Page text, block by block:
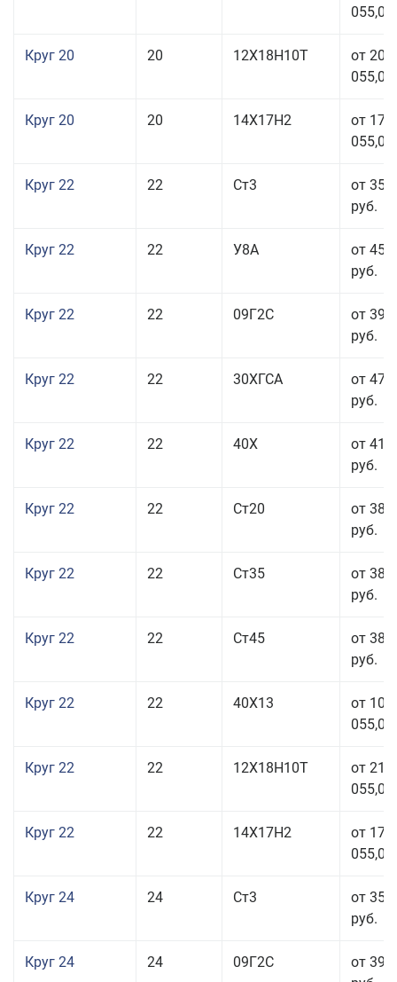
055,00
Круг 20 20 12Х18Н10Т
от 209
055,00
Круг 20 20 14Х17Н2
от 175
055,00
Круг 22 22 Ст3
от 35
руб.
Круг 22 22 У8А
от 45
руб.
Круг 22 22 09Г2С
от 39
руб.
Круг 22 22 30ХГСА
от 47
руб.
Круг 22 22 40Х
от 41
руб.
Круг 22 22 Ст20
от 38
руб.
Круг 22 22 Ст35
от 38
руб.
Круг 22 22 Ст45
от 38
руб.
Круг 22 22 40Х13
от 103
055,00
Круг 22 22 12Х18Н10Т
от 210
055,00
Круг 22 22 14Х17Н2
от 175
055,00
Круг 24 24 Ст3
от 35
руб.
Круг 24 24 09Г2С
от 39